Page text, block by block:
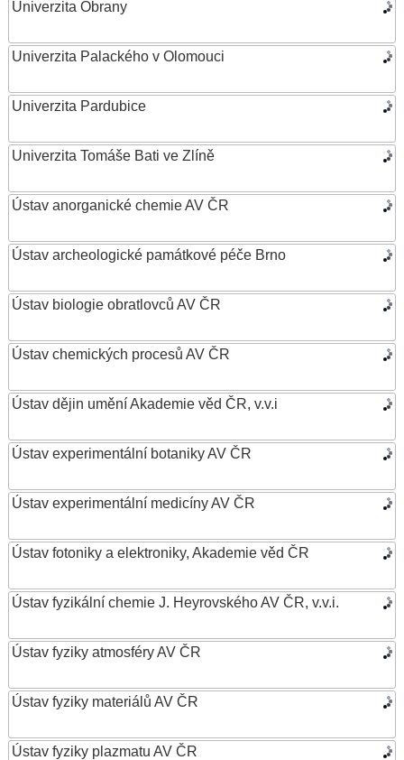
Univerzita Obrany
Univerzita Palackého v Olomouci
Univerzita Pardubice
Univerzita Tomáše Bati ve Zlíně
Ústav anorganické chemie AV ČR
Ústav archeologické památkové péče Brno
Ústav biologie obratlovců AV ČR
Ústav chemických procesů AV ČR
Ústav dějin umění Akademie věd ČR, v.v.i
Ústav experimentální botaniky AV ČR
Ústav experimentální medicíny AV ČR
Ústav fotoniky a elektroniky, Akademie věd ČR
Ústav fyzikální chemie J. Heyrovského AV ČR, v.v.i.
Ústav fyziky atmosféry AV ČR
Ústav fyziky materiálů AV ČR
Ústav fyziky plazmatu AV ČR